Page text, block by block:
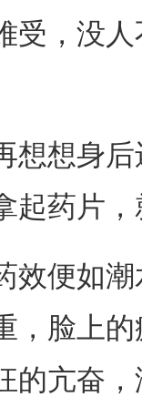
受，没
想身后
起药片
便如潮
，脸上
的亢奋